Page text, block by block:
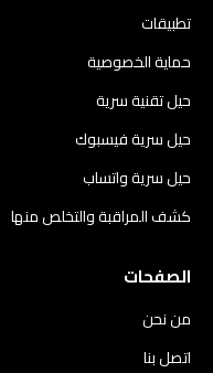
تطبيقات
حماية الخصوصية
حيل تقنية سرية
حيل سرية فيسبوك
حيل سرية واتساب
كشف المراقبة والتخلص منها
الصفحات
من نحن
اتصل بنا